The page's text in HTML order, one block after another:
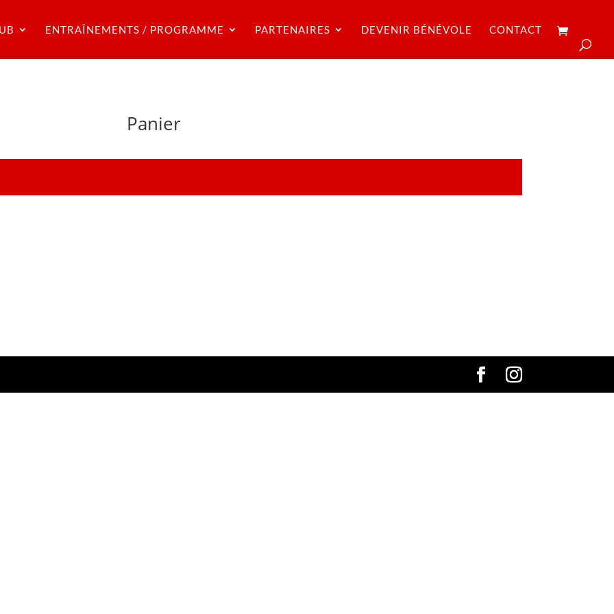
ENTRAÎNEMENTS / PROGRAMME PARTENAIRES DEVENIR BÉNÉVOLE CONTACT
Panier